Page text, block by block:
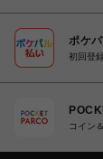
ポケ
初回登
コイン